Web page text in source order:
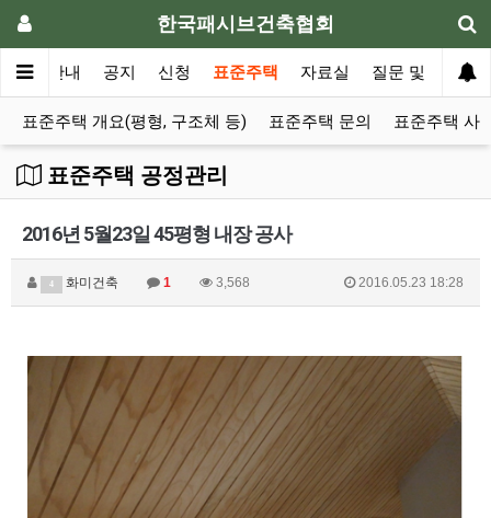
한국패시브건축협회
협회안내 공지 신청 표준주택 자료실 질문 및 의견
표준주택 개요(평형, 구조체 등) 표준주택 문의 표준주택 사
표준주택 공정관리
2016년 5월23일 45평형 내장 공사
4 화미건축 1 3,568 2016.05.23 18:28